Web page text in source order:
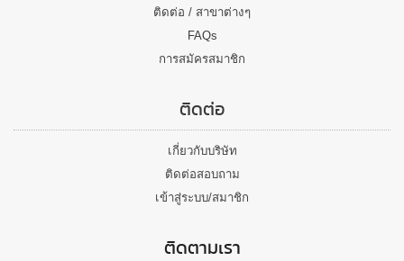
ติดต่อ / สาขาต่างๆ
FAQs
การสมัครสมาชิก
ติดต่อ
เกี่ยวกับบริษัท
ติดต่อสอบถาม
เข้าสู่ระบบ/สมาชิก
ติดตามเรา